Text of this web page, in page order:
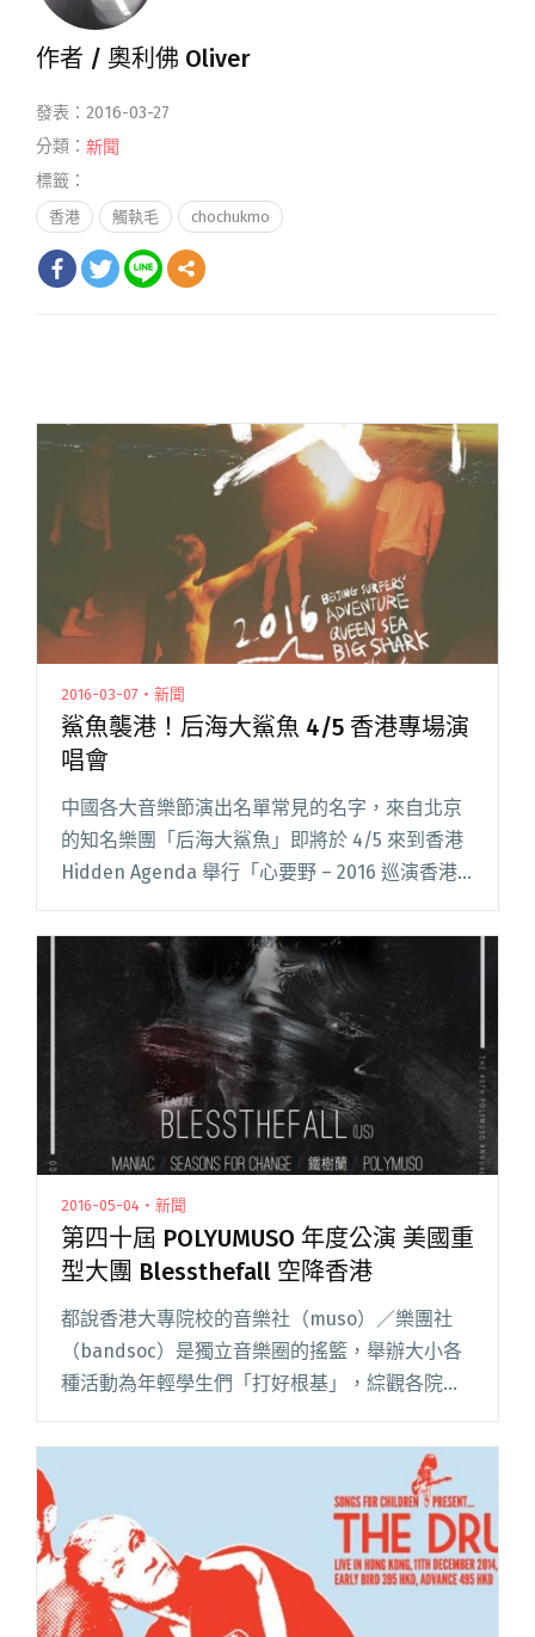
作者 / 奧利佛 Oliver
發表：2016-03-27
分類： 新聞
標籤：
香港 觸執毛 chochukmo
2016-03-07・新聞
鯊魚襲港！后海大鯊魚 4/5 香港專場演
唱會
中國各大音樂節演出名單常見的名字，來自北京
的知名樂團「后海大鯊魚」即將於 4/5 來到香港
Hidden Agenda 舉行「心要野 – 2016 巡演香港
年再度訪港。 作為中國閱讀全文 "鯊魚襲港！后
海大鯊魚 4/5 香港專場演唱會"
2016-05-04・新聞
第四十屆 POLYUMUSO 年度公演 美國重
型大團 Blessthefall 空降香港
都說香港大專院校的音樂社（muso）／樂團社
（bandsoc）是獨立音樂圈的搖籃，舉辦大小各
種活動為年輕學生們「打好根基」，綜觀各院校
活動，理工大學音樂社（POLYUMUSO）的年度公
演往往是萬眾期待的焦點，該社素來有舉辦高質
活動的傳統，不閱讀全文 "第四十屆 POLYUMUSO
年度公演 美國重型大團 Blessthefall 空降香港"